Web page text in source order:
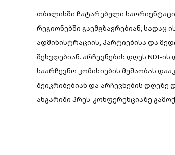
თბილისში ჩატარებული
რეგიონებში გაემგზავრებიან,
ადმინისტრაციის, პარტიებისა და
შეხვდებიან. არჩევნების დღეს NDI-
საარჩევნო კომისიების მუშაობას
შეიკრიბებიან და არჩევნების დღეზე
ანგარიში პრეს-კონფერენციაზე